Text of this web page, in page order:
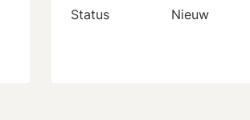
Status
Nieuw